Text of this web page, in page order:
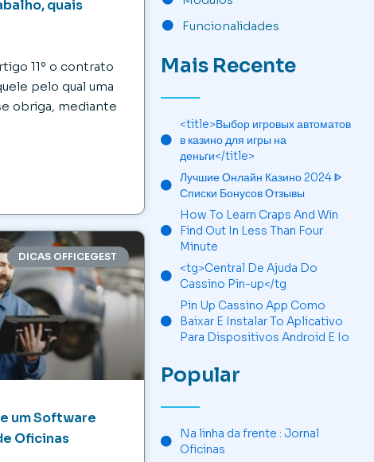
quais
11º o contrato
pelo qual uma
obriga, mediante
DICAS OFFICEGEST
um Software
Oficinas
Funcionalidades
Mais Recente
<title>Выбор игровых автоматов
в казино для игры на
деньги</title>
Лучшие Онлайн Казино 2024 ᐈ
Списки Бонусов Отзывы
How To Learn Craps And Win
Find Out In Less Than Four
Minute
<tg>Central De Ajuda Do
Cassino Pin-up</tg
Pin Up Cassino App Como
Baixar E Instalar To Aplicativo
Para Dispositivos Android E Io
Popular
Na linha da frente : Jornal
Oficinas